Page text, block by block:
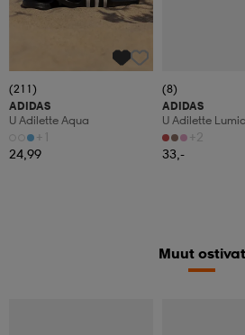
(211)
ADIDAS
U Adilette Aqua
+1
24,99
(8)
ADIDAS
U Adilette Lumia
+2
33,-
Muut ostivat